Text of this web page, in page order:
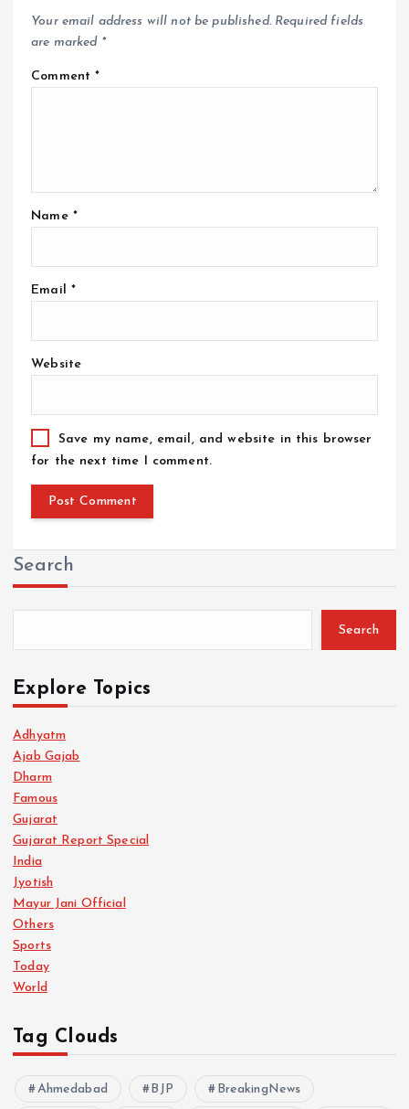
Your email address will not be published. Required fields
are marked *
Comment*
Name *
Email *
Website
Save my name, email, and website in this browser
for the next time I comment.
Search
Search
Explore Topics
Adhyatm
Ajab Gajab
Dharm
Famous
Gujarat
Gujarat Report Special
India
Jyotish
Mayur Jani Official
Others
Sports
Today
World
Tag Clouds
Ahmedabad BJP BreakingNews